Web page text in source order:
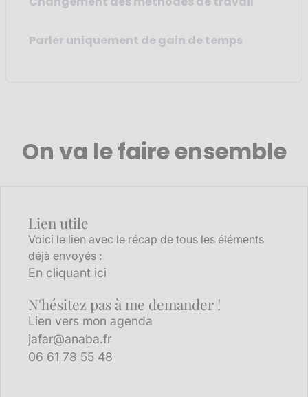
Parler uniquement de gain de temps
On va le faire ensemble
Lien utile
Voici le lien avec le récap de tous les éléments
déjà envoyés :
En cliquant ici
N'hésitez pas à me demander !
Lien vers mon agenda
jafar@anaba.fr
06 61 78 55 48